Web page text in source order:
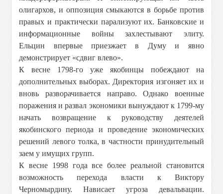
олигархов, и оппозиция смыкаются в борьбе против
правых и практически парализуют их. Банковские и
информационные войны захлестывают элиту.
Ельцин впервые приезжает в Думу и явно
демонстрирует «сдвиг влево».
К весне 1798-го уже якобинцы побеждают на
дополнительных выборах. Директория изгоняет их и
вновь разворачивается направо. Однако военные
поражения и развал экономики вынуждают к 1799-му
начать возвращение к руководству деятелей
якобинского периода и проведение экономических
решений левого толка, в частности принудительный
заем у имущих групп.
К весне 1998 года все более реальной становится
возможность перехода власти к Виктору
Черномырдину. Нависает угроза девальвации.